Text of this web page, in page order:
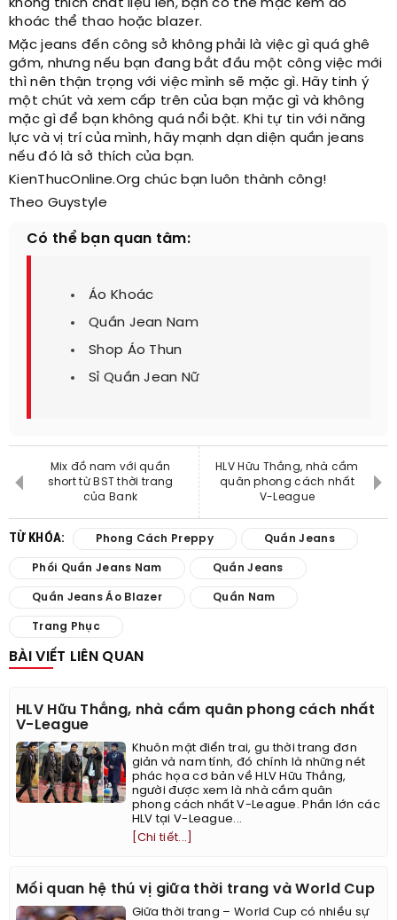
không thích chất liệu len, bạn có thể mặc kèm áo
khoác thể thao hoặc blazer.
Mặc jeans đến công sở không phải là việc gì quá ghê
gớm, nhưng nếu bạn đang bắt đầu một công việc mới
thì nên thận trọng với việc mình sẽ mặc gì. Hãy tinh ý
một chút và xem cấp trên của bạn mặc gì và không
mặc gì để bạn không quá nổi bật. Khi tự tin với năng
lực và vị trí của mình, hãy mạnh dạn diện quần jeans
nếu đó là sở thích của bạn.
KienThucOnline.Org chúc bạn luôn thành công!
Theo Guystyle
Có thể bạn quan tâm:
Áo Khoác
Quần Jean Nam
Shop Áo Thun
Sỉ Quần Jean Nữ
Mix đồ nam với quần
short từ BST thời trang
của Bank
HLV Hữu Thắng, nhà cầm
quân phong cách nhất
V-League
TỪ KHÓA: Phong Cách Preppy Quần Jeans
Phối Quần Jeans Nam Quần Jeans
Quần Jeans Áo Blazer Quần Nam
Trang Phục
BÀI VIẾT LIÊN QUAN
HLV Hữu Thắng, nhà cầm quân phong cách nhất
V-League
Khuôn mặt điển trai, gu thời trang đơn
giản và nam tính, đó chính là những nét
phác họa cơ bản về HLV Hữu Thắng,
người được xem là nhà cầm quân
phong cách nhất V-League. Phần lớn các
HLV tại V-League...
[Chi tiết...]
Mối quan hệ thú vị giữa thời trang và World Cup
Giữa thời trang – World Cup có nhiều sự